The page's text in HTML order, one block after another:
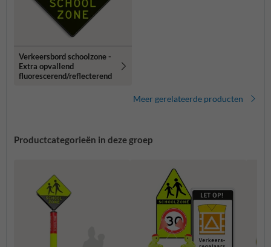
Verkeersbord schoolzone -
Extra opvallend
fluorescerend/reflecterend
Meer gerelateerde producten
Productcategorieën in deze groep